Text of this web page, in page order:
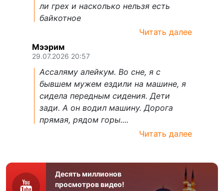
ли грех и насколько нельзя есть
байкотное
Читать далее
Мээрим
29.07.2026 20:57
Ассаляму алейкум. Во сне, я с
бывшем мужем ездили на машине, я
сидела передным сидения. Дети
зади. А он водил машину. Дорога
прямая, рядом горы....
Читать далее
Десять миллионов
просмотров видео!